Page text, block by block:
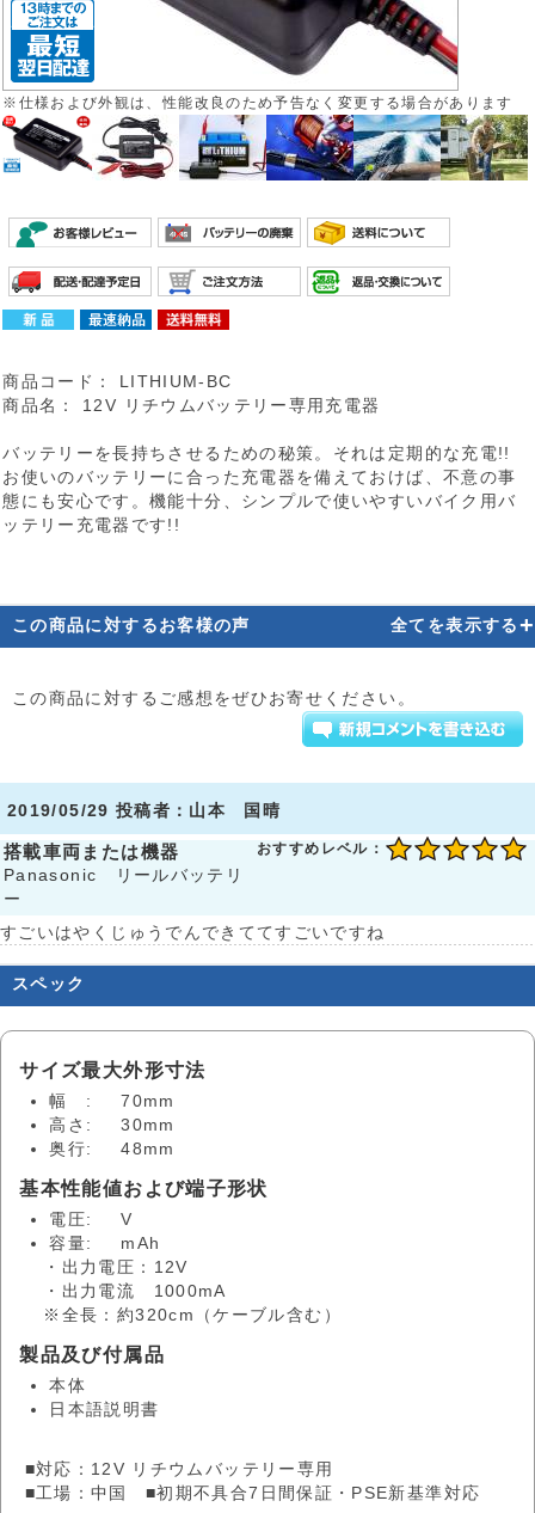
※仕様および外観は、性能改良のため予告なく変更する場合があります
商品コード：
LITHIUM-BC
商品名：
12V リチウムバッテリー専用充電器
バッテリーを長持ちさせるための秘策。それは定期的な充電!!
お使いのバッテリーに合った充電器を備えておけば、不意の事
態にも安心です。機能十分、シンプルで使いやすいバイク用バ
ッテリー充電器です!!
この商品に対するお客様の声 全てを表示する+
この商品に対するご感想をぜひお寄せください。
2019/05/29 投稿者：山本 国晴
おすすめレベル：
搭載車両または機器
Panasonic リールバッテリ
ー
すごいはやくじゅうでんできててすごいですね
スペック
サイズ最大外形寸法
幅 :
70mm
高さ:
30mm
奥行:
48mm
基本性能値および端子形状
電圧:
V
容量:
mAh
・出力電圧：12V
・出力電流 1000mA
※全長：約320cm（ケーブル含む）
製品及び付属品
本体
日本語説明書
■対応：12V リチウムバッテリー専用
■工場：中国 ■初期不具合7日間保証・PSE新基準対応